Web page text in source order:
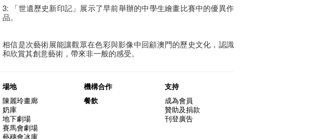
3: 「世遺歷史新印記」展示了早前舉辦的中學生繪畫比賽中的優異作
品。
相信是次藝術展能讓觀眾在色彩與影像中回顧澳門的歷史文化，認識
和欣賞其創意藝術，帶來非一般的感受。
場地
陳麗玲畫廊
奶庫
地下劇場
賽馬會劇場
藝穗會冰庫
機構合作
餐飲
支持
成為會員
贊助及捐款
刊登廣告